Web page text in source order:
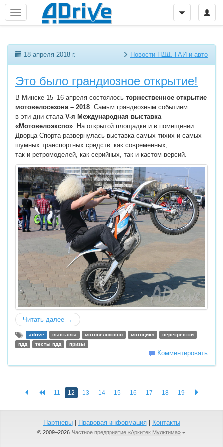
18 апреля 2018 г. Новости ПДД, ГАИ и авто
Это было грандиозное открытие!
В Минске 15–16 апреля состоялось торжественное открытие
мотовелосезона – 2018. Самым грандиозным событием
в эти дни стала V-я Международная выставка
«Мотовелоэкспо». На открытой площадке и в помещении
Дворца Спорта развернулась выставка самых тихих и самых
шумных транспортных средств: как современных,
так и ретромоделей, как серийных, так и кастом-версий.
Читать далее →
adrive выставка мотовелоэкспо мотоцикл
перекрёстки
пдд
тесты пдд призы
Комментировать
11 12 13 14 15 16 17 18 19
Партнеры| Правовая информация| Контакты
© 2009–2026 Частное предприятие «Аркитек Мультима»